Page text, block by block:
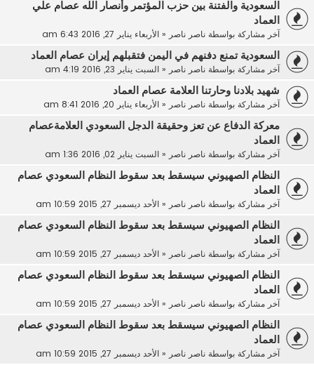
السعودية والفتنة بين حزب المؤتمر وأنصار الله عصام علي
العماد
آخر مشاركة بواسطة ناصر ناصر« الأربعاء يناير 27, 2016 6:43 am
السعودية تمنع دفنهم في اليمن فتقبلهم إيران عصام العماد
آخر مشاركة بواسطة ناصر ناصر« السبت يناير 23, 2016 4:19 am
شهيد بلادنا وحارتنا العلامة عصام العماد
آخر مشاركة بواسطة ناصر ناصر« الأربعاء يناير 20, 2016 8:41 am
معركة الدفاع عن تعز وحقيقة الدجل السعودي العلامةعصام
العماد
آخر مشاركة بواسطة ناصر ناصر« السبت يناير 02, 2016 1:36 am
النظام الصهيوني سيسقط بعد سقوط النظام السعودي عصام
العماد
آخر مشاركة بواسطة ناصر ناصر« الأحد ديسمبر 27, 2015 10:59 am
النظام الصهيوني سيسقط بعد سقوط النظام السعودي عصام
العماد
آخر مشاركة بواسطة ناصر ناصر« الأحد ديسمبر 27, 2015 10:59 am
النظام الصهيوني سيسقط بعد سقوط النظام السعودي عصام
العماد
آخر مشاركة بواسطة ناصر ناصر« الأحد ديسمبر 27, 2015 10:59 am
النظام الصهيوني سيسقط بعد سقوط النظام السعودي عصام
العماد
آخر مشاركة بواسطة ناصر ناصر« الأحد ديسمبر 27, 2015 10:59 am